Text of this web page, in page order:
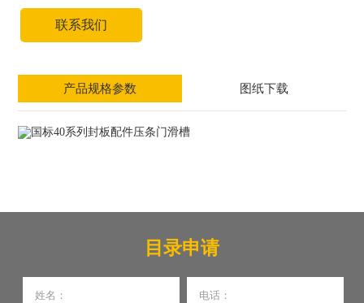
联系我们
产品规格参数 图纸下载
目录申请